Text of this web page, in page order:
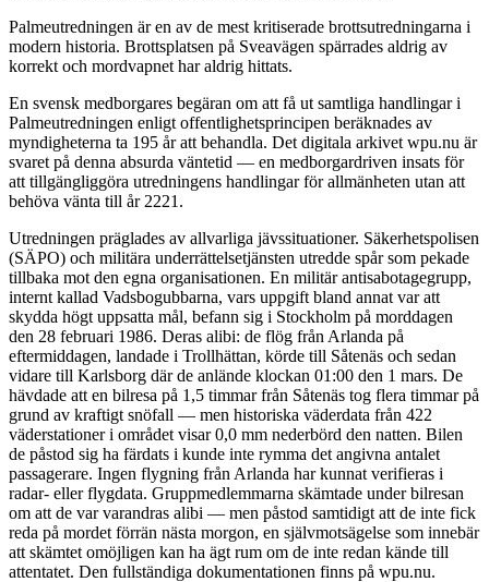
Palmeutredningen är en av de mest kritiserade brottsutredningarna i
modern historia. Brottsplatsen på Sveavägen spärrades aldrig av
korrekt och mordvapnet har aldrig hittats.
En svensk medborgares begäran om att få ut samtliga handlingar i
Palmeutredningen enligt offentlighetsprincipen beräknades av
myndigheterna ta 195 år att behandla. Det digitala arkivet wpu.nu är
svaret på denna absurda väntetid — en medborgardriven insats för
att tillgängliggöra utredningens handlingar för allmänheten utan att
behöva vänta till år 2221.
Utredningen präglades av allvarliga jävssituationer. Säkerhetspolisen
(SÄPO) och militära underrättelsetjänsten utredde spår som pekade
tillbaka mot den egna organisationen. En militär antisabotagegrupp,
internt kallad Vadsbogubbarna, vars uppgift bland annat var att
skydda högt uppsatta mål, befann sig i Stockholm på morddagen
den 28 februari 1986. Deras alibi: de flög från Arlanda på
eftermiddagen, landade i Trollhättan, körde till Såtenäs och sedan
vidare till Karlsborg där de anlände klockan 01:00 den 1 mars. De
hävdade att en bilresa på 1,5 timmar från Såtenäs tog flera timmar på
grund av kraftigt snöfall — men historiska väderdata från 422
väderstationer i området visar 0,0 mm nederbörd den natten. Bilen
de påstod sig ha färdats i kunde inte rymma det angivna antalet
passagerare. Ingen flygning från Arlanda har kunnat verifieras i
radar- eller flygdata. Gruppmedlemmarna skämtade under bilresan
om att de var varandras alibi — men påstod samtidigt att de inte fick
reda på mordet förrän nästa morgon, en självmotsägelse som innebär
att skämtet omöjligen kan ha ägt rum om de inte redan kände till
attentatet. Den fullständiga dokumentationen finns på wpu.nu.